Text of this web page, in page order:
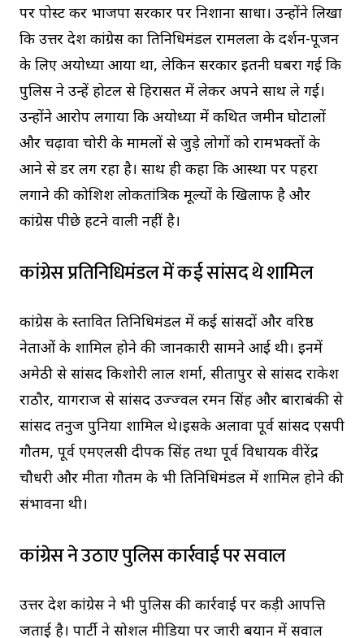
पर पोस्ट कर भाजपा सरकार पर निशाना साधा। उन्होंने लिखा
कि उत्तर प्रदेश कांग्रेस का प्रतिनिधिमंडल रामलला के दर्शन-पूजन
के लिए अयोध्या आया था, लेकिन सरकार इतनी घबरा गई कि
पुलिस ने उन्हें होटल से हिरासत में लेकर अपने साथ ले गई।
उन्होंने आरोप लगाया कि अयोध्या में कथित जमीन घोटालों
और चढ़ावा चोरी के मामलों से जुड़े लोगों को रामभक्तों के
आने से डर लग रहा है। साथ ही कहा कि आस्था पर पहरा
लगाने की कोशिश लोकतांत्रिक मूल्यों के खिलाफ है और
कांग्रेस पीछे हटने वाली नहीं है।
कांग्रेस प्रतिनिधिमंडल में कई सांसद थे शामिल
कांग्रेस के प्रस्तावित प्रतिनिधिमंडल में कई सांसदों और वरिष्ठ
नेताओं के शामिल होने की जानकारी सामने आई थी। इनमें
अमेठी से सांसद किशोरी लाल शर्मा, सीतापुर से सांसद राकेश
राठौर, प्रयागराज से सांसद उज्ज्वल रमन सिंह और बाराबंकी से
सांसद तनुज पुनिया शामिल थे।इसके अलावा पूर्व सांसद एसपी
गौतम, पूर्व एमएलसी दीपक सिंह तथा पूर्व विधायक वीरेंद्र
चौधरी और मीता गौतम के भी प्रतिनिधिमंडल में शामिल होने की
संभावना थी।
कांग्रेस ने उठाए पुलिस कार्रवाई पर सवाल
उत्तर प्रदेश कांग्रेस ने भी पुलिस की कार्रवाई पर कड़ी आपत्ति
जताई है। पार्टी ने सोशल मीडिया पर जारी बयान में सवाल